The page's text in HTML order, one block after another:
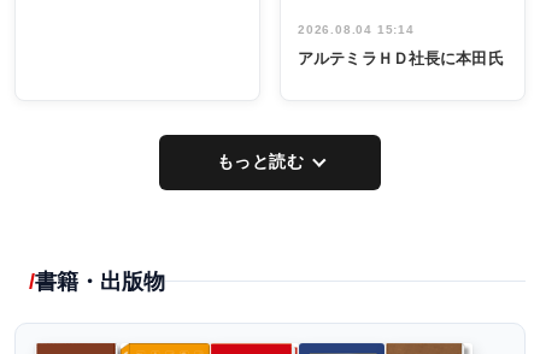
2026.08.04 15:14
アルテミラＨＤ社長に本田氏
もっと読む
書籍・出版物